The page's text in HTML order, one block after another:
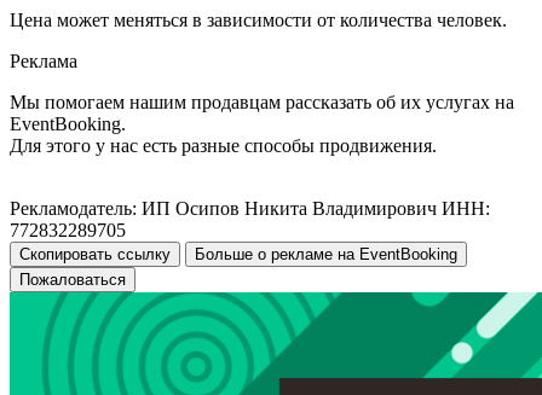
Цена может меняться в зависимости от количества человек.
Реклама
Мы помогаем нашим продавцам рассказать об их услугах на
EventBooking.
Для этого у нас есть разные способы продвижения.
Рекламодатель: ИП Осипов Никита Владимирович ИНН:
772832289705
Скопировать ссылку
Больше о рекламе на EventBooking
Пожаловаться